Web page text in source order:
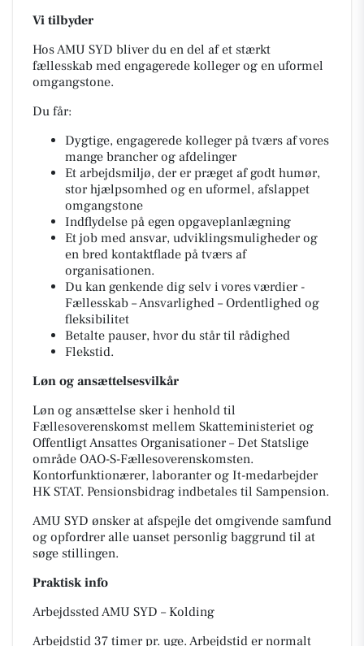
Vi tilbyder
Hos AMU SYD bliver du en del af et stærkt
fællesskab med engagerede kolleger og en uformel
omgangstone.
Du får:
Dygtige, engagerede kolleger på tværs af vores
mange brancher og afdelinger
Et arbejdsmiljø, der er præget af godt humør,
stor hjælpsomhed og en uformel, afslappet
omgangstone
Indflydelse på egen opgaveplanlægning
Et job med ansvar, udviklingsmuligheder og
en bred kontaktflade på tværs af
organisationen.
Du kan genkende dig selv i vores værdier -
Fællesskab – Ansvarlighed – Ordentlighed og
fleksibilitet
Betalte pauser, hvor du står til rådighed
Flekstid.
Løn og ansættelsesvilkår
Løn og ansættelse sker i henhold til
Fællesoverenskomst mellem Skatteministeriet og
Offentligt Ansattes Organisationer – Det Statslige
område OAO-S-Fællesoverenskomsten.
Kontorfunktionærer, laboranter og It-medarbejder
HK STAT. Pensionsbidrag indbetales til Sampension.
AMU SYD ønsker at afspejle det omgivende samfund
og opfordrer alle uanset personlig baggrund til at
søge stillingen.
Praktisk info
Arbejdssted AMU SYD – Kolding
Arbejdstid 37 timer pr. uge. Arbejdstid er normalt